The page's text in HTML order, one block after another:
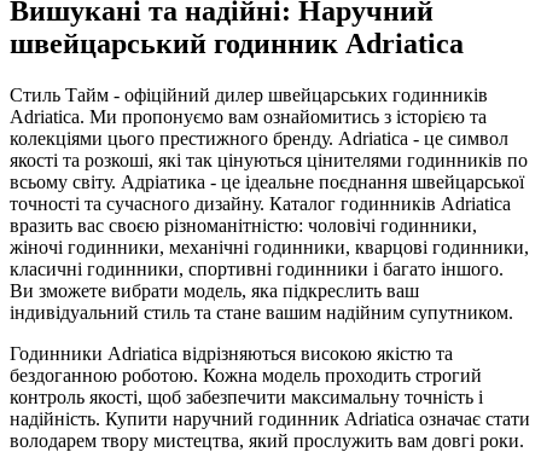
Вишукані та надійні: Наручний
швейцарський годинник Adriatica
Стиль Тайм - офіційний дилер швейцарських годинників
Adriatica. Ми пропонуємо вам ознайомитись з історією та
колекціями цього престижного бренду. Adriatica - це символ
якості та розкоші, які так цінуються цінителями годинників по
всьому світу. Адріатика - це ідеальне поєднання швейцарської
точності та сучасного дизайну. Каталог годинників Adriatica
вразить вас своєю різноманітністю: чоловічі годинники,
жіночі годинники, механічні годинники, кварцові годинники,
класичні годинники, спортивні годинники і багато іншого.
Ви зможете вибрати модель, яка підкреслить ваш
індивідуальний стиль та стане вашим надійним супутником.
Годинники Adriatica відрізняються високою якістю та
бездоганною роботою. Кожна модель проходить строгий
контроль якості, щоб забезпечити максимальну точність і
надійність. Купити наручний годинник Adriatica означає стати
володарем твору мистецтва, який прослужить вам довгі роки.